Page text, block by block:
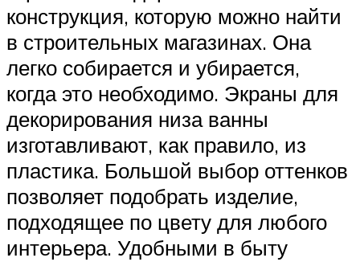
конструкция, которую можно найти
в строительных магазинах. Она
легко собирается и убирается,
когда это необходимо. Экраны для
декорирования низа ванны
изготавливают, как правило, из
пластика. Большой выбор оттенков
позволяет подобрать изделие,
подходящее по цвету для любого
интерьера. Удобными в быту